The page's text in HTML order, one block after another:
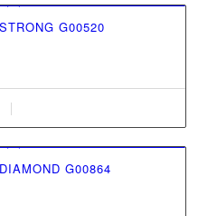
G00520
G00864